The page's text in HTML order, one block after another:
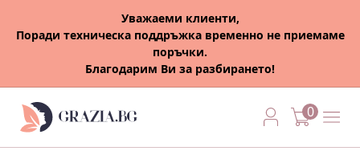
Уважаеми клиенти,
Поради техническа поддръжка временно не приемаме
поръчки.
Благодарим Ви за разбирането!
0